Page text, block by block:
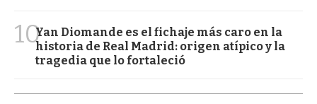
10Yan Diomande es el fichaje más caro en la
historia de Real Madrid: origen atípico y la
tragedia que lo fortaleció